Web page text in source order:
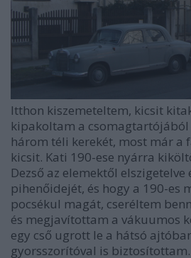
Itthon kiszemeteltem, kicsit
kipakoltam a csomagtartójából
három téli kerekét, most már a
kicsit. Kati 190-ese nyárra
Dezső az elemektől elszigetelve
pihenőidejét, és hogy a 190-es
pocsékul magát, cseréltem
és megjavítottam a vákuumos
egy cső ugrott le a hátsó
gyorsszorítóval is